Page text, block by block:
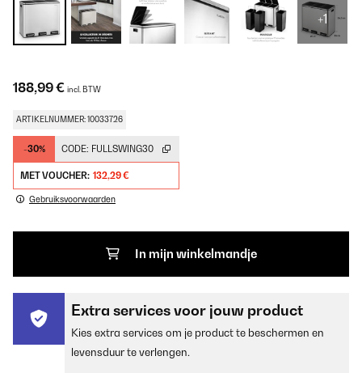
+1
188,99 € incl. BTW
ARTIKELNUMMER: 10033726
-30% CODE: FULLSWING30
MET VOUCHER: 132,29 €
Gebruiksvoorwaarden
In mijn winkelmandje
Extra services voor jouw product
Kies extra services om je product te beschermen en
levensduur te verlengen.